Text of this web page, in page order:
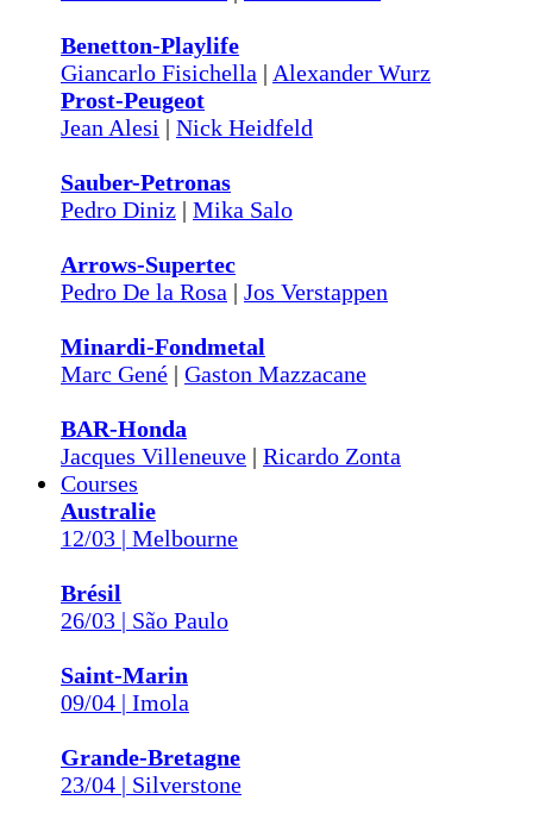
Benetton-Playlife
Giancarlo Fisichella | Alexander Wurz
Prost-Peugeot
Jean Alesi | Nick Heidfeld
Sauber-Petronas
Pedro Diniz | Mika Salo
Arrows-Supertec
Pedro De la Rosa | Jos Verstappen
Minardi-Fondmetal
Marc Gené | Gaston Mazzacane
BAR-Honda
Jacques Villeneuve | Ricardo Zonta
Courses
Australie
12/03 | Melbourne
Brésil
26/03 | São Paulo
Saint-Marin
09/04 | Imola
Grande-Bretagne
23/04 | Silverstone